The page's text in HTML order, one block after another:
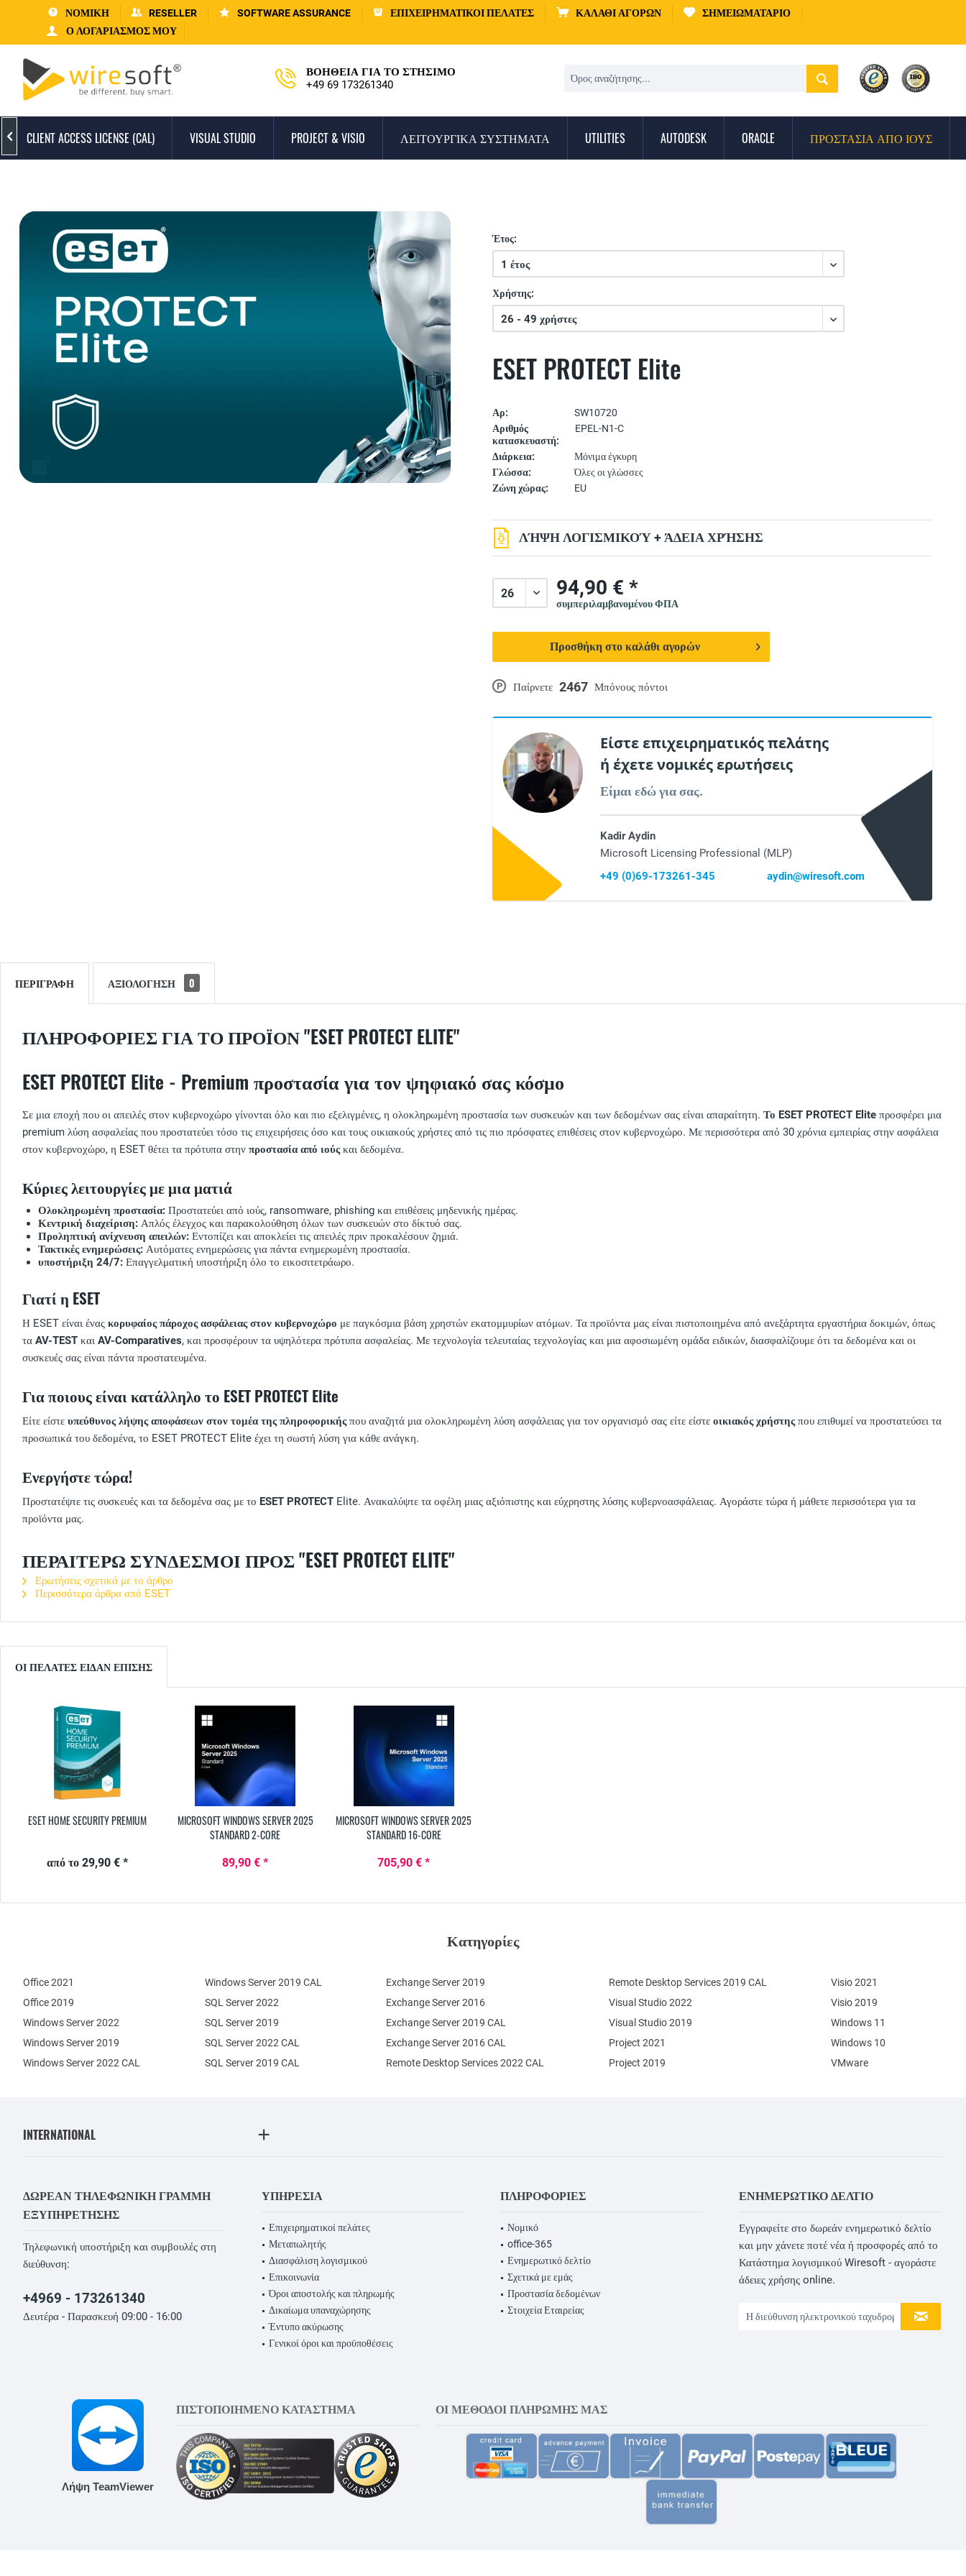
ΝΟΜΙΚΗ RESELLER SOFTWARE ASSURANCE ΕΠΙΧΕΙΡΗΜΑΤΙΚΟΊ ΠΕΛΆΤΕΣ ΚΑΛΆΘΙ ΑΓΟΡΏΝ
ΣΗΜΕΙΩΜΑΤΆΡΙΟ
Ο ΛΟΓΑΡΙΑΣΜΌΣ ΜΟΥ
ΒΟΉΘΕΙΑ ΓΙΑ ΤΟ ΣΤΉΣΙΜΟ
+49 69 173261340
CLIENT ACCESS LICENSE (CAL) VISUAL STUDIO PROJECT & VISIO ΛΕΙΤΟΥΡΓΙΚΆ ΣΥΣΤΉΜΑΤΑ UTILITIES AUTODESK ORACLE ΠΡΟΣΤΑΣΊΑ ΑΠΌ ΙΟΎΣ

ESET PROTECT Elite
Έτος:
Χρήστης:
Αρ:
SW10720
Αριθμός
κατασκευαστή:
EPEL-N1-C
Διάρκεια:
Μόνιμα έγκυρη
Γλώσσα:
Όλες οι γλώσσες
Ζώνη χώρας:
EU
P Παίρνετε 2467 Μπόνους πόντοι
ΛΉΨΗ ΛΟΓΙΣΜΙΚΟΎ + ΆΔΕΙΑ ΧΡΉΣΗΣ
94,90 € *
συμπεριλαμβανομένου ΦΠΑ
Προσθήκη στο καλάθι αγορών
Είστε επιχειρηματικός πελάτης
ή έχετε νομικές ερωτήσεις
Είμαι εδώ για σας.
Kadir Aydin
Microsoft Licensing Professional (MLP)
+49 (0)69-173261-345
aydin@wiresoft.com
ΠΕΡΙΓΡΑΦΉ ΑΞΙΟΛΌΓΗΣΗ 0
ΠΛΗΡΟΦΟΡΊΕΣ ΓΙΑ ΤΟ ΠΡΟΪΌΝ "ESET PROTECT ELITE"
ESET PROTECT Elite - Premium προστασία για τον ψηφιακό σας κόσμο
Σε μια εποχή που οι απειλές στον κυβερνοχώρο γίνονται όλο και πιο εξελιγμένες, η ολοκληρωμένη προστασία των συσκευών και των δεδομένων σας είναι απαραίτητη. Το ESET PROTECT Elite προσφέρει μια
premium λύση ασφαλείας που προστατεύει τόσο τις επιχειρήσεις όσο και τους οικιακούς χρήστες από τις πιο πρόσφατες επιθέσεις στον κυβερνοχώρο. Με περισσότερα από 30 χρόνια εμπειρίας στην ασφάλεια
στον κυβερνοχώρο, η ESET θέτει τα πρότυπα στην προστασία από ιούςκαι δεδομένα.
Κύριες λειτουργίες με μια ματιά
Ολοκληρωμένη προστασία: Προστατεύει από ιούς, ransomware, phishing και επιθέσεις μηδενικής ημέρας.
Κεντρική διαχείριση: Απλός έλεγχος και παρακολούθηση όλων των συσκευών στο δίκτυό σας.
Προληπτική ανίχνευση απειλών: Εντοπίζει και αποκλείει τις απειλές πριν προκαλέσουν ζημιά.
Τακτικές ενημερώσεις: Αυτόματες ενημερώσεις για πάντα ενημερωμένη προστασία.
υποστήριξη 24/7: Επαγγελματική υποστήριξη όλο το εικοσιτετράωρο.
Γιατί η ESET
Η ESET είναι ένας κορυφαίος πάροχος ασφάλειας στον κυβερνοχώρο με παγκόσμια βάση χρηστών εκατομμυρίων ατόμων. Τα προϊόντα μας είναι πιστοποιημένα από ανεξάρτητα εργαστήρια δοκιμών, όπως
τα AV-TEST και AV-Comparatives, και προσφέρουν τα υψηλότερα πρότυπα ασφαλείας. Με τεχνολογία τελευταίας τεχνολογίας και μια αφοσιωμένη ομάδα ειδικών, διασφαλίζουμε ότι τα δεδομένα και οι
συσκευές σας είναι πάντα προστατευμένα.
Για ποιους είναι κατάλληλο το ESET PROTECT Elite
Είτε είστε υπεύθυνος λήψης αποφάσεων στον τομέα της πληροφορικήςπου αναζητά μια ολοκληρωμένη λύση ασφάλειας για τον οργανισμό σας είτε είστε οικιακός χρήστηςπου επιθυμεί να προστατεύσει τα
προσωπικά του δεδομένα, το ESET PROTECT Elite έχει τη σωστή λύση για κάθε ανάγκη.
Ενεργήστε τώρα!
Προστατέψτε τις συσκευές και τα δεδομένα σας με το ESET PROTECT Elite. Ανακαλύψτε τα οφέλη μιας αξιόπιστης και εύχρηστης λύσης κυβερνοασφάλειας. Αγοράστε τώρα ή μάθετε περισσότερα για τα
προϊόντα μας.
ΠΕΡΑΙΤΈΡΩ ΣΎΝΔΕΣΜΟΙ ΠΡΟΣ "ESET PROTECT ELITE"
Ερωτήσεις σχετικά με το άρθρο
Περισσότερα άρθρα από ESET
ΟΙ ΠΕΛΆΤΕΣ ΕΊΔΑΝ ΕΠΊΣΗΣ
ESET HOME SECURITY PREMIUM
από το 29,90 € *
MICROSOFT WINDOWS SERVER 2025
STANDARD 2-CORE
89,90 € *
MICROSOFT WINDOWS SERVER 2025
STANDARD 16-CORE
705,90 € *
Κατηγορίες
Office 2021
Office 2019
Windows Server 2022
Windows Server 2019
Exchange Server 2019
Exchange Server 2016
SQL Server 2022
SQL Server 2019
Windows Server 2022 CAL
Windows Server 2019 CAL
SQL Server 2022 CAL
SQL Server 2019 CAL
Remote Desktop Services 2022 CAL
Remote Desktop Services 2019 CAL
Exchange Server 2019 CAL
Exchange Server 2016 CAL
Visual Studio 2022
Visual Studio 2019
Project 2021
Project 2019
Visio 2021
Visio 2019
Windows 11
Windows 10
VMware
INTERNATIONAL
ΔΩΡΕΆΝ ΤΗΛΕΦΩΝΙΚΉ ΓΡΑΜΜΉ
ΕΞΥΠΗΡΈΤΗΣΗΣ
Τηλεφωνική υποστήριξη και συμβουλές στη
διεύθυνση:
+4969 - 173261340
Δευτέρα - Παρασκευή 09:00 - 16:00
ΥΠΗΡΕΣΊΑ
Επιχειρηματικοί πελάτες
Μεταπωλητής
Διασφάλιση λογισμικού
Επικοινωνία
Όροι αποστολής και πληρωμής
Δικαίωμα υπαναχώρησης
Έντυπο ακύρωσης
Γενικοί όροι και προϋποθέσεις
ΠΛΗΡΟΦΟΡΊΕΣ
Νομικό
office-365
Ενημερωτικό δελτίο
Σχετικά με εμάς
Προστασία δεδομένων
Στοιχεία Εταιρείας
ΕΝΗΜΕΡΩΤΙΚΌ ΔΕΛΤΊΟ
Εγγραφείτε στο δωρεάν ενημερωτικό δελτίο
και μην χάνετε ποτέ νέα ή προσφορές από το
Κατάστημα λογισμικού Wiresoft - αγοράστε
άδειες χρήσης online.
Λήψη TeamViewer
ΠΙΣΤΟΠΟΙΗΜΕΝΟ ΚΑΤΑΣΤΗΜΑ ΟΙ ΜΈΘΟΔΟΙ ΠΛΗΡΩΜΉΣ ΜΑΣ